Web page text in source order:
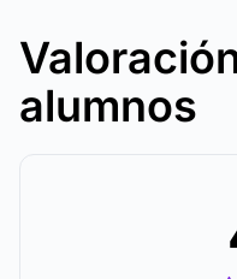
alumnos